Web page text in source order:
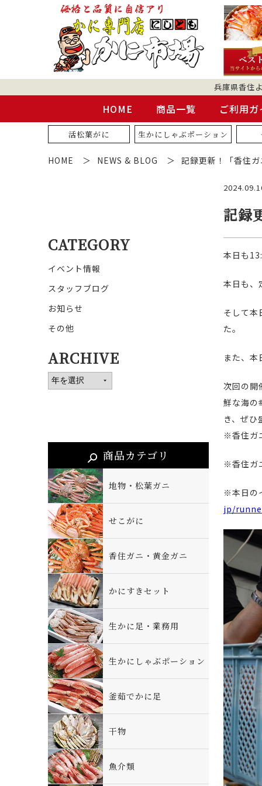
兵庫県香住
HOME 商品一覧 ご利用
活松葉がに 生かにしゃぶポーション
HOME NEWS & BLOG 記録更新！「香住
記録
本日も
本日も、
そして本
た。
また、
次回の開
鮮な海の
き、ぜひ
※香住ガ
※香住ガ
※本日の
jp/
CATEGORY
イベント情報
スタッフブログ
お知らせ
その他
ARCHIVE
商品カテゴリ
地物・松葉ガニ
せこがに
香住ガニ・黄金ガニ
かにすきセット
生かに足・業務用
生かにしゃぶポーション
釜茹でかに足
干物
魚介類